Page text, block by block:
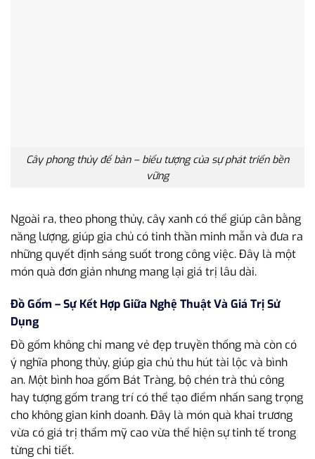
Cây phong thủy để bàn – biểu tượng của sự phát triển bền
vững
Ngoài ra, theo phong thủy, cây xanh có thể giúp cân bằng
năng lượng, giúp gia chủ có tinh thần minh mẫn và đưa ra
những quyết định sáng suốt trong công việc. Đây là một
món quà đơn giản nhưng mang lại giá trị lâu dài.
Đồ Gốm – Sự Kết Hợp Giữa Nghệ Thuật Và Giá Trị Sử
Dụng
Đồ gốm không chỉ mang vẻ đẹp truyền thống mà còn có
ý nghĩa phong thủy, giúp gia chủ thu hút tài lộc và bình
an. Một bình hoa gốm Bát Tràng, bộ chén trà thủ công
hay tượng gốm trang trí có thể tạo điểm nhấn sang trọng
cho không gian kinh doanh. Đây là món quà khai trương
vừa có giá trị thẩm mỹ cao vừa thể hiện sự tinh tế trong
từng chi tiết.